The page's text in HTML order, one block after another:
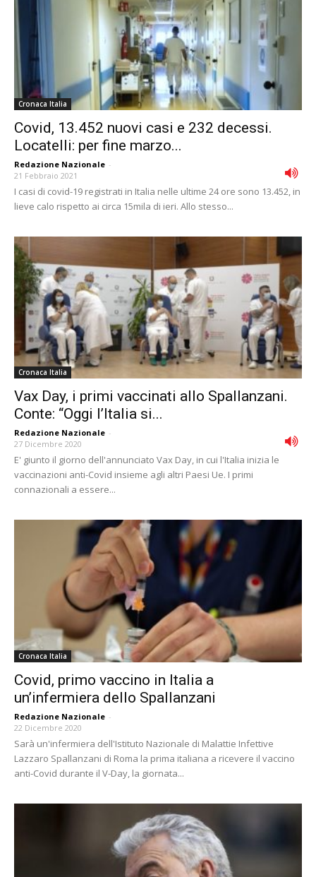
Cronaca Italia
Covid, 13.452 nuovi casi e 232 decessi.
Locatelli: per fine marzo...
Redazione Nazionale -
21 Febbraio 2021
I casi di covid-19 registrati in Italia nelle ultime 24 ore sono 13.452, in
lieve calo rispetto ai circa 15mila di ieri. Allo stesso...
Cronaca Italia
Vax Day, i primi vaccinati allo Spallanzani.
Conte: “Oggi l’Italia si...
Redazione Nazionale -
27 Dicembre 2020
E' giunto il giorno dell'annunciato Vax Day, in cui l'Italia inizia le
vaccinazioni anti-Covid insieme agli altri Paesi Ue. I primi
connazionali a essere...
Cronaca Italia
Covid, primo vaccino in Italia a
un’infermiera dello Spallanzani
Redazione Nazionale -
22 Dicembre 2020
Sarà un'infermiera dell'Istituto Nazionale di Malattie Infettive
Lazzaro Spallanzani di Roma la prima italiana a ricevere il vaccino
anti-Covid durante il V-Day, la giornata...